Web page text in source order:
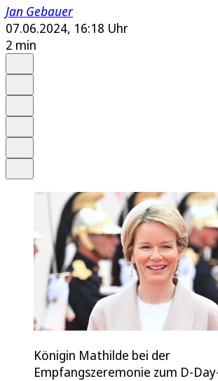
Jan Gebauer
07.06.2024, 16:18 Uhr
2 min
Königin Mathilde bei der
Empfangszeremonie zum D-